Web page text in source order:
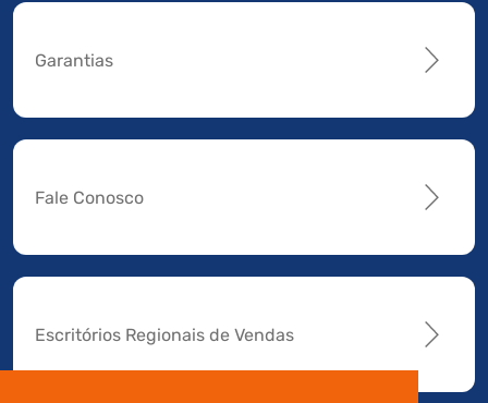
Garantias
Fale Conosco
Escritórios Regionais de Vendas